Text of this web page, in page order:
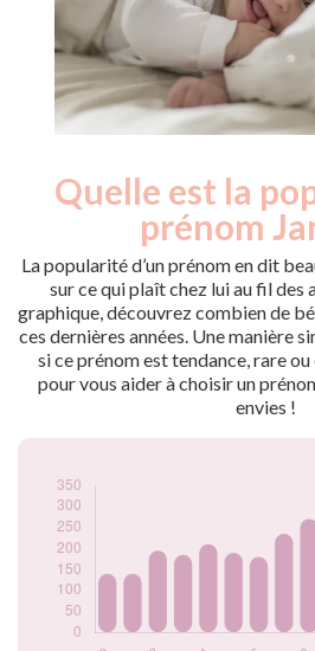
Quelle est la
prénom
La popularité d’un prénom en dit
sur ce qui plaît chez lui au fil des
graphique, découvrez combien de
ces dernières années. Une manière
si ce prénom est tendance, rare
pour vous aider à choisir un
envies !
Année
Nouveaux-
nés
2010
140
2011
140
2012
195
2013
185
2014
210
2015
190
2019
255
2020
305
2021
345
2022
350
2023
300
285